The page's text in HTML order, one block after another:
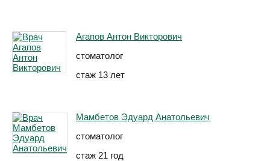
Агапов Антон Викторович
стоматолог
стаж 13 лет
Мамбетов Эдуард Анатольевич
стоматолог
стаж 21 год